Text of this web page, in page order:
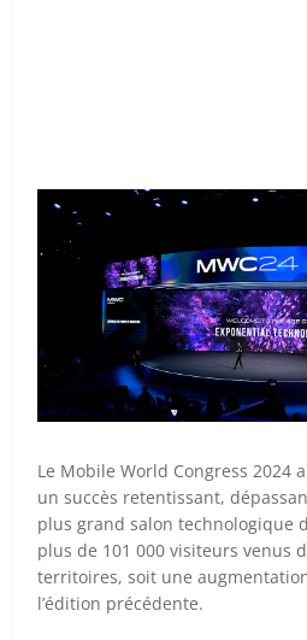
Le Mobile World Congress 2024
un succès retentissant,
plus grand salon technologique
plus de 101 000 visiteurs venus
territoires, soit une
l’édition précédente.